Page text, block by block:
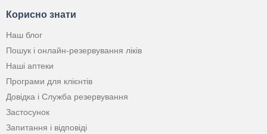
Корисно знати
Наш блог
Пошук і онлайн-резервування ліків
Наші аптеки
Програми для клієнтів
Довідка і Служба резервування
Застосунок
Запитання і відповіді